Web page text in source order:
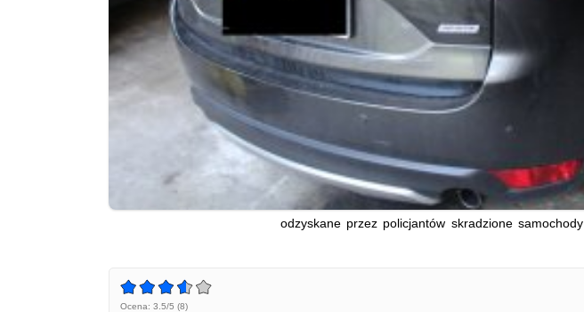
odzyskane przez policjantów skradzione samochody
Ocena: 3.5/5 (8)